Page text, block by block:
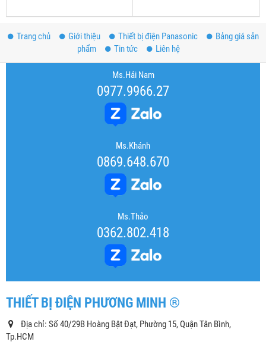
Trang chủ Giới thiệu Thiết bị điện Panasonic
Bảng giá sản
phẩm
Tin tức Liên hệ
Ms.Hải Nam
0977.9966.27
Ms.Khánh
0869.648.670
Ms.Thảo
0362.802.418
THIẾT BỊ ĐIỆN PHƯƠNG MINH ®
Địa chỉ: Số 40/29B Hoàng Bật Đạt, Phường 15, Quận Tân Bình,
Tp.HCM